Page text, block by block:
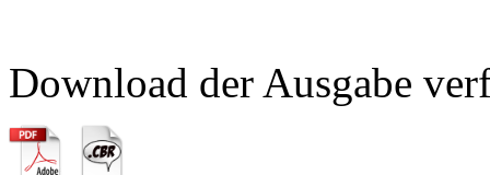
Download der Ausgabe